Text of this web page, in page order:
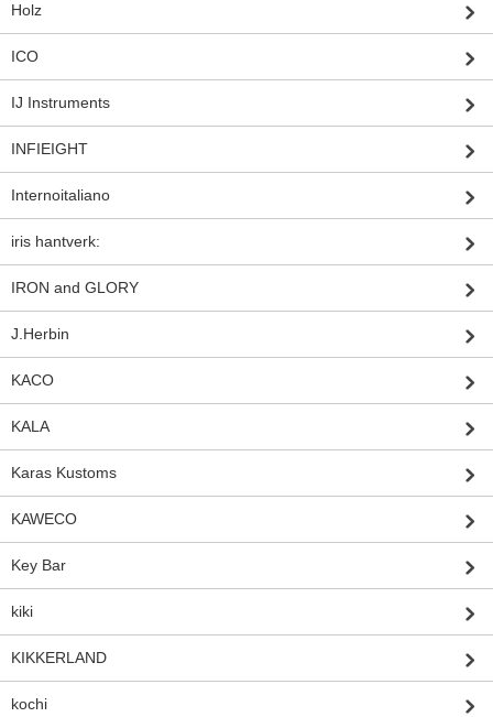
Holz
ICO
IJ Instruments
INFIEIGHT
Internoitaliano
iris hantverk:
IRON and GLORY
J.Herbin
KACO
KALA
Karas Kustoms
KAWECO
Key Bar
kiki
KIKKERLAND
kochi